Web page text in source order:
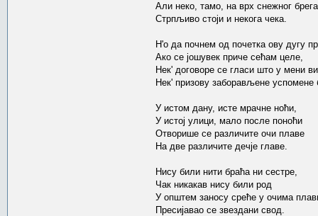
Али неко, тамо, на врх снежног брега
Стрпљиво стоји и некога чека.
Н'о да почнем од почетка ову дугу
Ако се јошувек приче сећам целе,
Нек' договоре се гласи што у мени
Нек' призову заборављене успомене
У истом дану, исте мрачне ноћи,
У истој улици, мало после поноћи
Отворише се различите очи плаве
На две различите дечје главе.
Нису били нити браћа ни сестре,
Чак никакав нису били род
У општем заносу среће у очима
Пресијавао се звездани свод.